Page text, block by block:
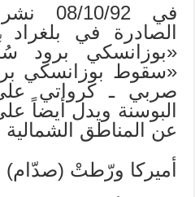
في 08/
الصادرة في
«بوزانسكي برود
«سقوط بوزانسكي
صربي ـ كرواتي
البوسنة ويدل أيضاً
عن المناطق
أميركا ورّطتْ (صدّام)